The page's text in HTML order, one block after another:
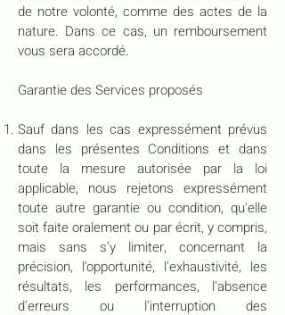
de notre volonté, comme des actes de la
nature. Dans ce cas, un remboursement
vous sera accordé.
Garantie des Services proposés
Sauf dans les cas expressément prévus
dans les présentes Conditions et dans
toute la mesure autorisée par la loi
applicable, nous rejetons expressément
toute autre garantie ou condition, qu'elle
soit faite oralement ou par écrit, y compris,
mais sans s’y limiter, concernant la
précision, l'opportunité, l'exhaustivité, les
résultats, les performances, l'absence
d'erreurs ou l'interruption des